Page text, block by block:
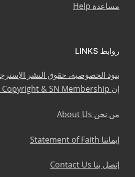
مساعدة Help
روابط LINKS
بنود الخصوصية، حقوق النشر
إن Privacy, Refund Copyright & SN Membership
من نحن About Us
إيماننا Statement of Faith
إتصل بنا Contact Us